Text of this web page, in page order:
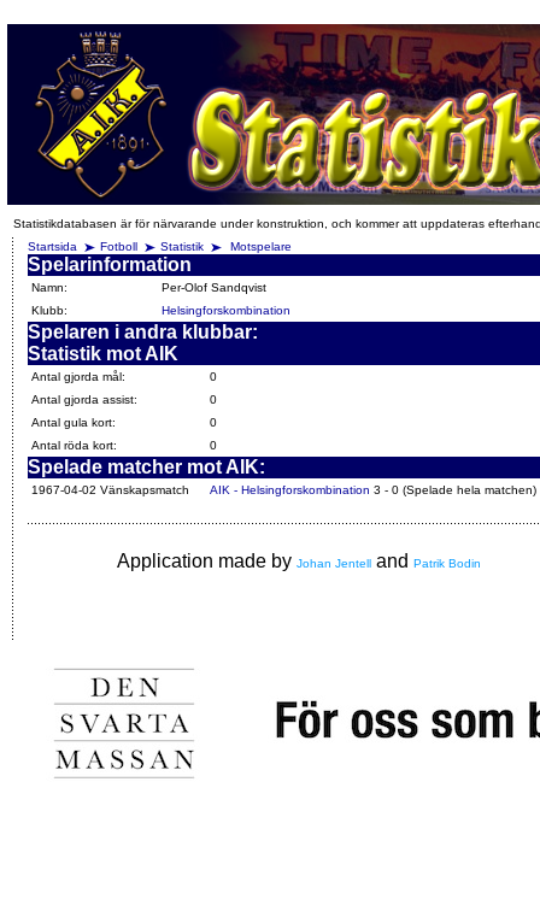
Statistikdatabasen är för närvarande under konstruktion, och kommer att uppdateras
Startsida
Fotboll Statistik Motspelare
Spelarinformation
Namn:
Per-Olof Sandqvist
Klubb:
Helsingforskombination
Spelaren i andra klubbar:
Statistik mot AIK
Antal gjorda mål:
0
Antal gjorda assist:
0
Antal gula kort:
0
Antal röda kort:
0
Spelade matcher mot AIK:
1967-04-02 Vänskapsmatch AIK - Helsingforskombination 3 - 0 (Spelade hela matchen)
Application made by Johan Jentell and Patrik Bodin